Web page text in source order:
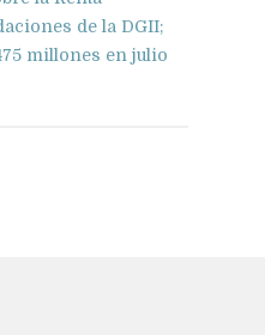
de la DGII;
millones en julio